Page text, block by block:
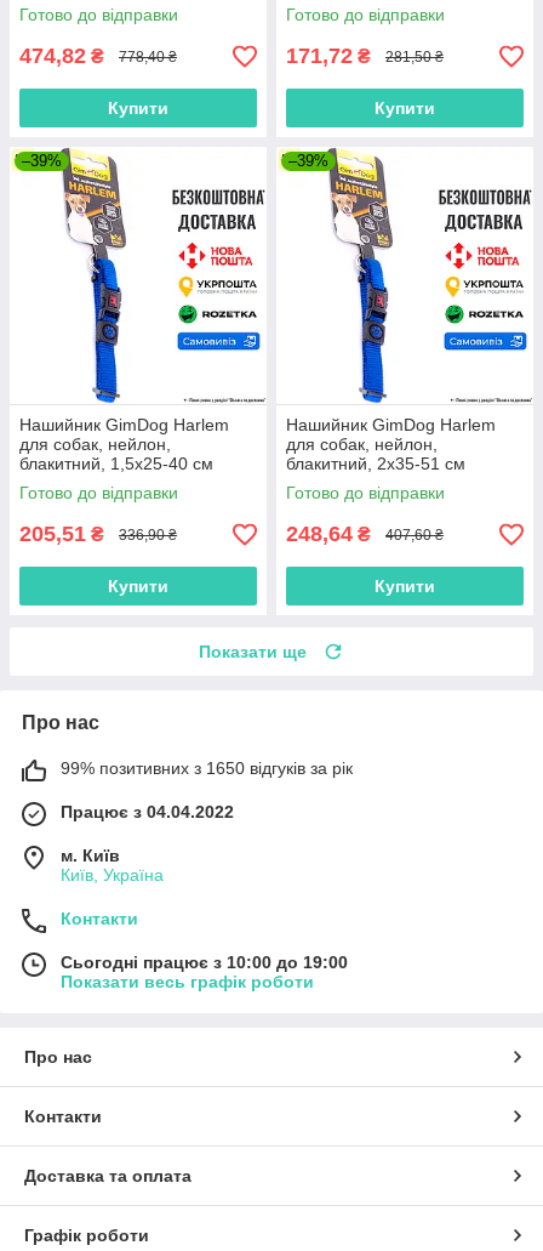
Готово до відправки
474,82 ₴ 778,40 ₴
Купити
Готово до відправки
171,72 ₴ 281,50 ₴
Купити
–39%
Нашийник GimDog Harlem
для собак, нейлон,
блакитний, 1,5х25-40 см
Готово до відправки
205,51 ₴ 336,90 ₴
Купити
–39%
Нашийник GimDog Harlem
для собак, нейлон,
блакитний, 2х35-51 см
Готово до відправки
248,64 ₴ 407,60 ₴
Купити
Показати ще
Про нас
99% позитивних з 1650 відгуків за рік
Працює з 04.04.2022
м. Київ
Київ, Україна
Контакти
Сьогодні працює з 10:00 до 19:00
Показати весь графік роботи
Про нас
Контакти
Доставка та оплата
Графік роботи